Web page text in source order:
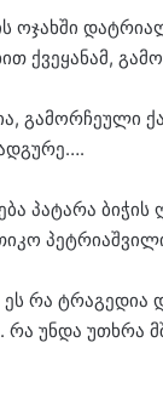
ოჯახ­ში
ქვე­ყა­ნამ,
გა­მორ­ჩე­უ­ლი
პა­ტა­რა
ეს რა
რა უნდა უთხრა